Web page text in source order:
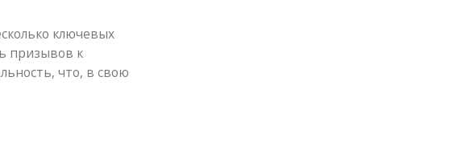
ключевых
призывов к
что, в свою